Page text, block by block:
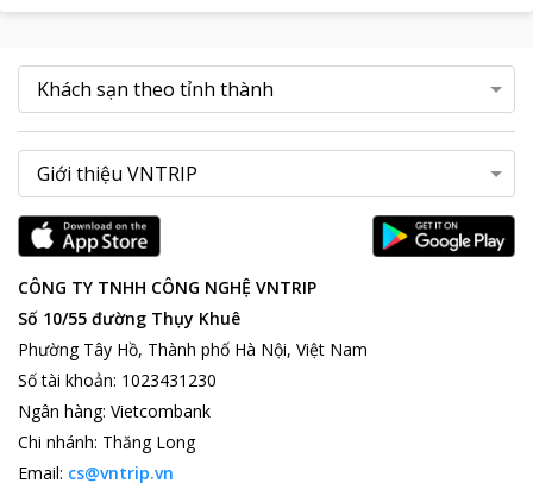
CÔNG TY TNHH CÔNG NGHỆ VNTRIP
Số 10/55 đường Thụy Khuê
Phường Tây Hồ, Thành phố Hà Nội, Việt Nam
Số tài khoản: 1023431230
Ngân hàng: Vietcombank
Chi nhánh: Thăng Long
Email: cs@vntrip.vn